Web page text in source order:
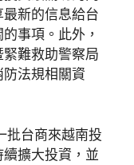
新的信息給台
事項。此外，
難救助警察局
法規相關資
批台商來越南投
擴大投資，並